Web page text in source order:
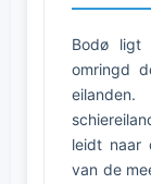
Bodø ligt
omringd
leidt naar
van de